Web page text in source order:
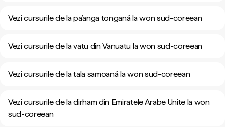
Vezi cursurile de la pa’anga tongană la won sud-coreean
Vezi cursurile de la vatu din Vanuatu la won sud-coreean
Vezi cursurile de la tala samoană la won sud-coreean
Vezi cursurile de la dirham din Emiratele Arabe Unite la won
sud-coreean